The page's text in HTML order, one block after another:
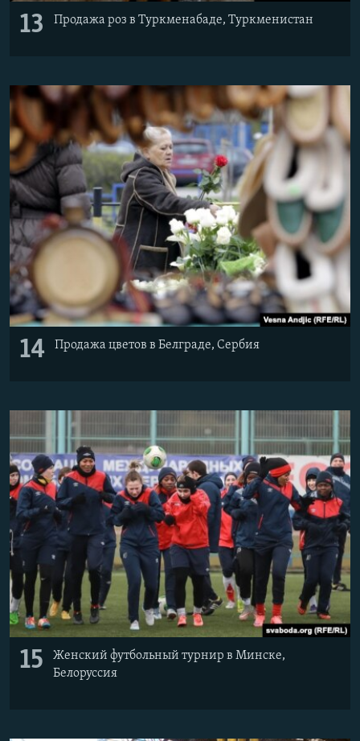
13 Продажа роз в Туркменабаде, Туркменистан
14 Продажа цветов в Белграде, Сербия
15
Женский футбольный турнир в Минске,
Белоруссия